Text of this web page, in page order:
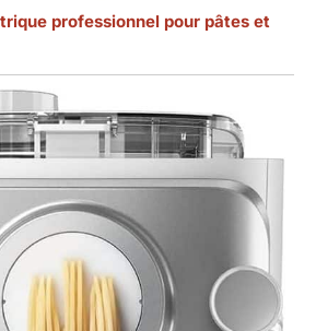
professionnel pour pâtes et